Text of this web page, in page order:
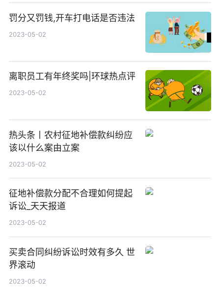
罚分又罚钱,开车打电话是否违法
2023-05-02
离职员工有年终奖吗|环球热点评
2023-05-02
热头条丨农村征地补偿款纠纷应
该以什么案由立案
2023-05-02
征地补偿款分配不合理如何提起
诉讼_天天报道
2023-05-02
买卖合同纠纷诉讼时效有多久 世
界滚动
2023-05-02